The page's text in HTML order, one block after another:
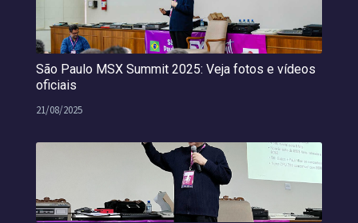
São Paulo MSX Summit 2025: Veja fotos e vídeos
oficiais
21/08/2025